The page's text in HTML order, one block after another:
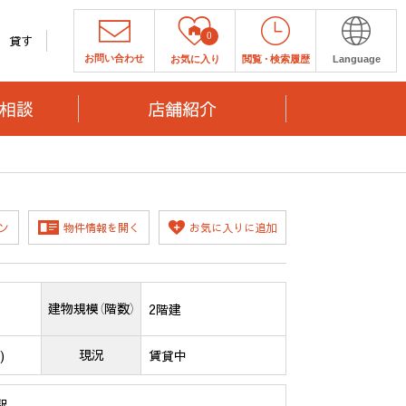
貸す
お問い合わせ
0
お気に入り 閲覧・ 検索履歴 Language
談 店舗紹介
物件情報を開く お気に入りに追加
建物規模（階数） 2階建
現況 賃貸中